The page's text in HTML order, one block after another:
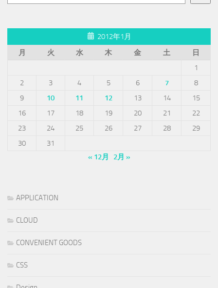
2012年1月
月
火 水 木 金 土
日
1
2
3 4 5 6 7
8
9
10 11 12 13 14
15
16
17 18 19 20 21
22
23
24 25 26 27 28
29
30
31
« 12月
2月 »
APPLICATION
CLOUD
CONVENIENT GOODS
CSS